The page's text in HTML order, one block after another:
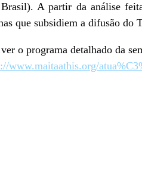
A partir da análise
que subsidiem a difusão do
o programa detalhado da
www.maitaathis.org/